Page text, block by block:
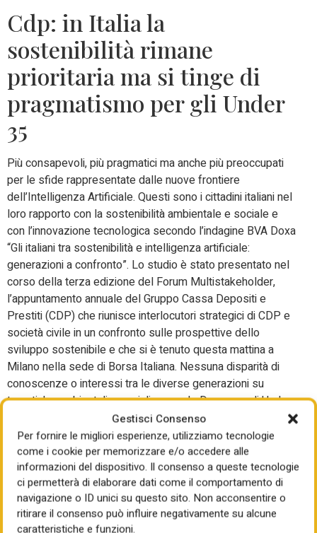
Gestisci Consenso
Per fornire le migliori esperienze, utilizziamo tecnologie
come i cookie per memorizzare e/o accedere alle
informazioni del dispositivo. Il consenso a queste tecnologie
ci permetterà di elaborare dati come il comportamento di
navigazione o ID unici su questo sito. Non acconsentire o
ritirare il consenso può influire negativamente su alcune
caratteristiche e funzioni.
Cdp: in Italia la
sostenibilità rimane
prioritaria ma si tinge di
pragmatismo per gli Under
35
Più consapevoli, più pragmatici ma anche più preoccupati
per le sfide rappresentate dalle nuove frontiere
dell’Intelligenza Artificiale. Questi sono i cittadini italiani nel
loro rapporto con la sostenibilità ambientale e sociale e
con l’innovazione tecnologica secondo l’indagine BVA Doxa
“Gli italiani tra sostenibilità e intelligenza artificiale:
generazioni a confronto”. Lo studio è stato presentato nel
corso della terza edizione del Forum Multistakeholder,
l’appuntamento annuale del Gruppo Cassa Depositi e
Prestiti (CDP) che riunisce interlocutori strategici di CDP e
società civile in un confronto sulle prospettive dello
sviluppo sostenibile e che si è tenuto questa mattina a
Milano nella sede di Borsa Italiana. Nessuna disparità di
conoscenze o interessi tra le diverse generazioni su
tematiche ambientali e sociali secondo Doxa, ma gli Under
35 hanno sviluppato un approccio più concreto e maturo
rispetto al passato nei confronti degli obiettivi ESG e ne
comprendono maggiormente la complessità. Vedono,
insomma, di fronte a loro un percorso necessario ma
sempre più difficile. Il fronte intergenerazionale è
compatto anche davanti alle sfide dell’intelligenza
artificiale, ormai parte integrante della vita quotidiana, ma